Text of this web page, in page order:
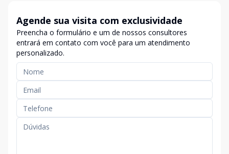
Agende sua visita com exclusividade
Preencha o formulário e um de nossos consultores
entrará em contato com você para um atendimento
personalizado.